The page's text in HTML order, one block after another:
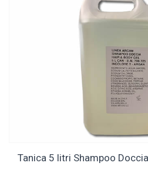
Tanica 5 litri Shampoo